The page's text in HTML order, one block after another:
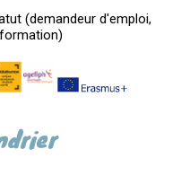
(demandeur d'emploi,